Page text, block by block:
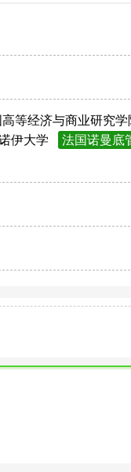
等经济与商业研究学
伊大学 法国诺曼底